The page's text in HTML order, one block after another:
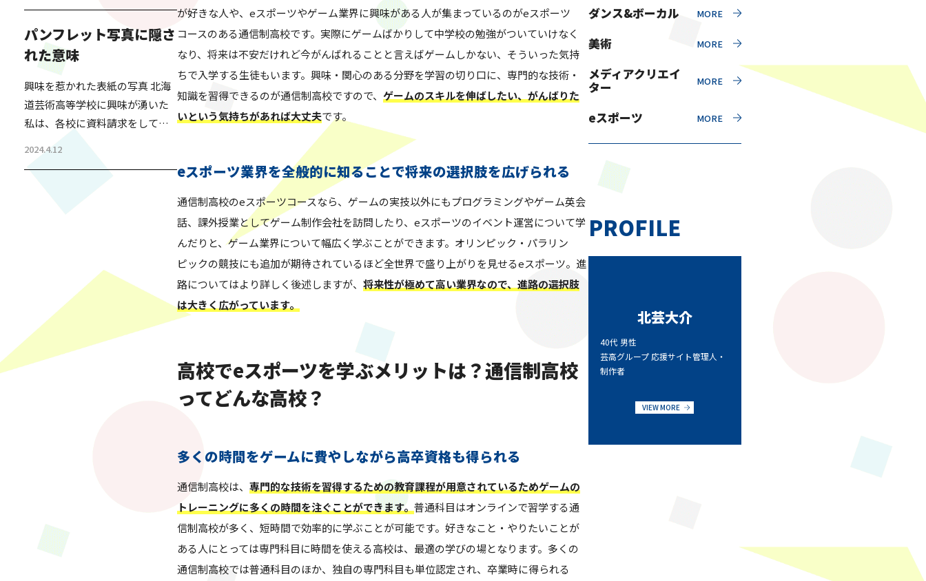
が好きな人や、eスポーツやゲーム業界に興味がある人が集まっているのがeスポーツ
コースのある通信制高校です。実際にゲームばかりして中学校の勉強がついていけなく
なり、将来は不安だけれど今がんばれることと言えばゲームしかない、そういった気持
ちで入学する生徒もいます。興味・関心のある分野を学習の切り口に、専門的な技術・
知識を習得できるのが通信制高校ですので、 ゲームのスキルを伸ばしたい、がんばりた
いという気持ちがあれば大丈夫です。
eスポーツ業界を全般的に知ることで将来の選択肢を広げられる
通信制高校のeスポーツコースなら、ゲームの実技以外にもプログラミングやゲーム英会
話、課外授業としてゲーム制作会社を訪問したり、eスポーツのイベント運営について学
んだりと、ゲーム業界について幅広く学ぶことができます。オリンピック・パラリン
ピックの競技にも追加が期待されているほど全世界で盛り上がりを見せるeスポーツ。進
路についてはより詳しく後述しますが、 将来性が極めて高い業界なので、進路の選択肢
は大きく広がっています。
高校でeスポーツを学ぶメリットは？通信制高校
ってどんな高校？
多くの時間をゲームに費やしながら高卒資格も得られる
通信制高校は、 専門的な技術を習得するための教育課程が用意されているためゲームの
トレーニングに多くの時間を注ぐことができます。 普通科目はオンラインで習学する通
信制高校が多く、短時間で効率的に学ぶことが可能です。好きなこと・やりたいことが
ある人にとっては専門科目に時間を使える高校は、最適の学びの場となります。多くの
通信制高校では普通科目のほか、独自の専門科目も単位認定され、卒業時に得られる
ダンス&ボーカル
美術
メディアクリエイ
ター
eスポーツ
PROFILE
北芸大介
40代 男性
芸高グループ 応援サイト管理人・
制作者
VIEW MORE
を毎年行っている。 生徒・保護
者・これから受験を考えている
方・生徒の母校の先生など、幅
広い方が生徒の様子を見に来ら
れる発表会である。2,000人ほど
収容できるホールが、毎年満員
になる人気のイベントだ。 その
発表会の成果を見れば…
パンフレット写真に隠さ
れた意味
興味を惹かれた表紙の写真 北海
道芸術高等学校に興味が湧いた
私は、各校に資料請求をしてみ
真が掲載されていた。足を組ん
でる方もいて、それが少し気に
なったが、パンフレットをひと
通り読み終えた。 後日、職員の
方に…
2024.4.12